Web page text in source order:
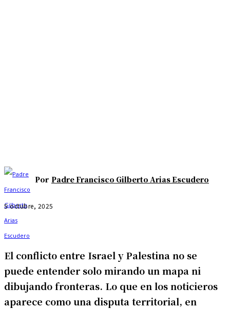
Por Padre Francisco Gilberto Arias Escudero
5 octubre, 2025
El conflicto entre Israel y Palestina no se
puede entender solo mirando un mapa ni
dibujando fronteras. Lo que en los noticieros
aparece como una disputa territorial, en